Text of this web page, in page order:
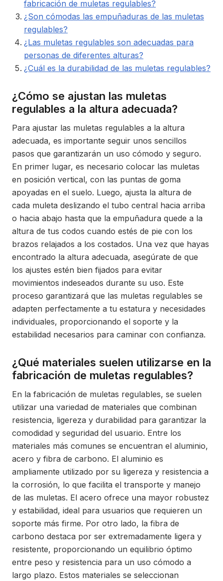
fabricación de muletas regulables?
¿Son cómodas las empuñaduras de las muletas
regulables?
¿Las muletas regulables son adecuadas para
personas de diferentes alturas?
¿Cuál es la durabilidad de las muletas regulables?
¿Cómo se ajustan las muletas
regulables a la altura adecuada?
Para ajustar las muletas regulables a la altura
adecuada, es importante seguir unos sencillos
pasos que garantizarán un uso cómodo y seguro.
En primer lugar, es necesario colocar las muletas
en posición vertical, con las puntas de goma
apoyadas en el suelo. Luego, ajusta la altura de
cada muleta deslizando el tubo central hacia arriba
o hacia abajo hasta que la empuñadura quede a la
altura de tus codos cuando estés de pie con los
brazos relajados a los costados. Una vez que hayas
encontrado la altura adecuada, asegúrate de que
los ajustes estén bien fijados para evitar
movimientos indeseados durante su uso. Este
proceso garantizará que las muletas regulables se
adapten perfectamente a tu estatura y necesidades
individuales, proporcionando el soporte y la
estabilidad necesarios para caminar con confianza.
¿Qué materiales suelen utilizarse en la
fabricación de muletas regulables?
En la fabricación de muletas regulables, se suelen
utilizar una variedad de materiales que combinan
resistencia, ligereza y durabilidad para garantizar la
comodidad y seguridad del usuario. Entre los
materiales más comunes se encuentran el aluminio,
acero y fibra de carbono. El aluminio es
ampliamente utilizado por su ligereza y resistencia a
la corrosión, lo que facilita el transporte y manejo
de las muletas. El acero ofrece una mayor robustez
y estabilidad, ideal para usuarios que requieren un
soporte más firme. Por otro lado, la fibra de
carbono destaca por ser extremadamente ligera y
resistente, proporcionando un equilibrio óptimo
entre peso y resistencia para un uso cómodo a
largo plazo. Estos materiales se seleccionan